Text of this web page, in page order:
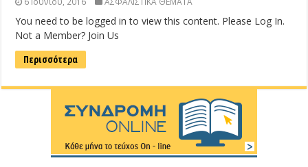
You need to be logged in to view this content. Please Log In.
Not a Member? Join Us
Περισσότερα